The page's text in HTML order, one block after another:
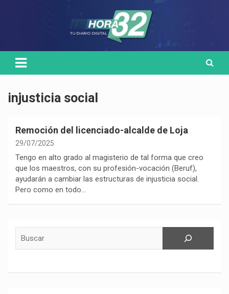
injusticia social
Remoción del licenciado-alcalde de Loja
29/07/2025
Tengo en alto grado al magisterio de tal forma que creo
que los maestros, con su profesión-vocación (Beruf),
ayudarán a cambiar las estructuras de injusticia social.
Pero como en todo…